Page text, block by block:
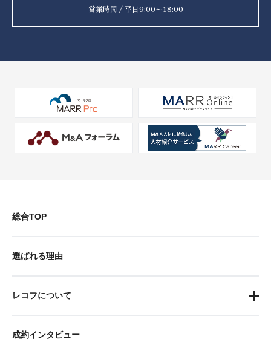
営業時間 / 平日9:00〜18:00
総合TOP
選ばれる理由
レコフについて
成約インタビュー